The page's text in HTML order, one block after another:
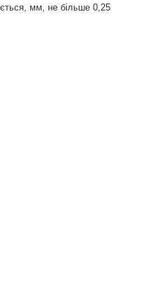
мм, не більше 0,25